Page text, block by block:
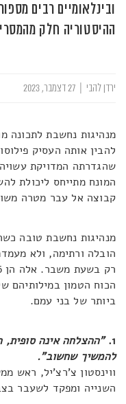
ובינלאומיים רבים
ההיסטוריה חלק
ירדן להבי
מנהיגות נחשבת לתכונה
להבין אותה העסיק
שהגדרתה המדויקת
המונח מתייחס ליכולת
קבוצה אל עבר מטרה
מנהיגות נחשבת טובה
הובלה ורתימה, ולא
הכוח הטמון במילותיהם
ביותר של בני עמם.
1. "ההצלחה אינה סופית,
להמשיך שחשוב".
ווינסטון צ'רצ'יל, ראש
השנייה ומפקד לשעבר